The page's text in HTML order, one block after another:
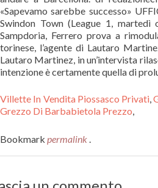
Villette In Vendita Piossasco Privati,
Grezzo Di Barbabietola Prezzo,
Bookmark permalink .